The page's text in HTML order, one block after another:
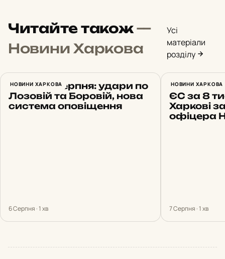
Читайте також—
Новини Харкова
Усі
матеріали
розділу
НОВИНИ ХАРКОВА
Харків 6 серпня: удари по
Лозовій та Боровій, нова
система оповіщення
6 Серпня · 1 хв
НОВИНИ ХАРКОВА
ЄС за 8
Харкові
офіцера
7 Серпня · 1 хв